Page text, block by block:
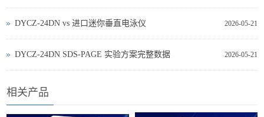
2026-05-21
DYCZ‑24DN vs 进口迷你垂直电泳仪
2026-05-21
DYCZ‑24DN SDS‑PAGE 实验方案完整数据
相关产品